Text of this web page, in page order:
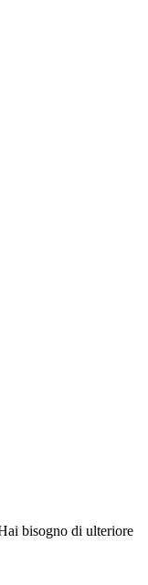
bisogno di ulteriore